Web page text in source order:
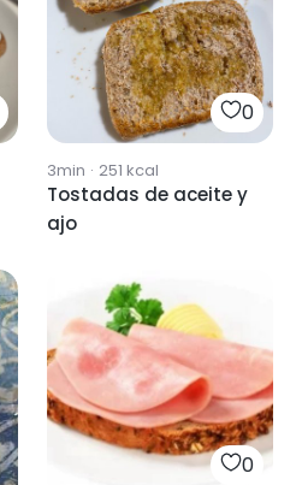
0
3min · 251 kcal
Tostadas de aceite y
ajo
0